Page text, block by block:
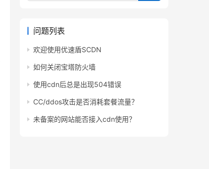
问题列表
欢迎使用优速盾SCDN
如何关闭宝塔防火墙
使用cdn后总是出现504错误
CC/ddos攻击是否消耗套餐流量？
未备案的网站能否接入cdn使用？